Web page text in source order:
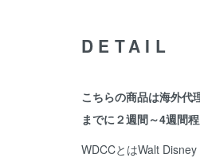
DETAIL
こちらの商品は海外代
までに２週間～4週間
WDCCとはWalt